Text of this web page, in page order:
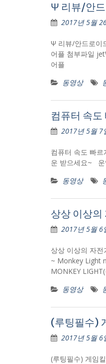
Ψ 리뷰/안드
2017년 5월
Ψ 리뷰/안드로이
어플 첨부파일
어플
동영상
컴퓨터 속
2017년 5월 7
컴퓨터 속도 빠
운 받으세요~
동영상
상상 이상의
2017년 5월 6
상상 이상의 자
~ Monkey Light
MONKEY
동영상
(루팅필수)
2017년 5월 6
(루팅필수) 게임